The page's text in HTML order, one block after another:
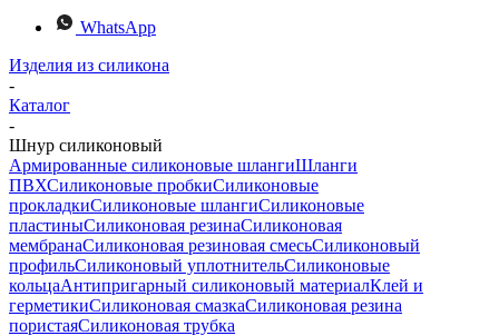
WhatsApp
Изделия из силикона
-
Каталог
-
Шнур силиконовый
Армированные силиконовые шлангиШланги
ПВХСиликоновые пробкиСиликоновые
прокладкиСиликоновые шлангиСиликоновые
пластиныСиликоновая резинаСиликоновая
мембранаСиликоновая резиновая смесьСиликоновый
профильСиликоновый уплотнительСиликоновые
кольцаАнтипригарный силиконовый материалКлей и
герметикиСиликоновая смазкаСиликоновая резина
пористаяСиликоновая трубка